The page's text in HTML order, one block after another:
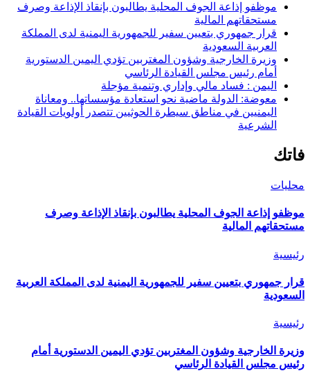
موظفو إذاعة الجوف المحلية يطالبون بإنقاذ الإذاعة وصرف
مستحقاتهم المالية
قرار جمهوري بتعيين سفير للجمهورية اليمنية لدى المملكة
العربية السعودية
وزيرة الخارجية وشؤون المغتربين تؤدي اليمين الدستورية
أمام رئيس مجلس القيادة الرئاسي
اليمن : فساد مالي وإداري وتنمية مؤجلة
معوضة: الدولة ماضية نحو استعادة مؤسساتها.. ومعاناة
اليمنيين في مناطق سيطرة الحوثيين تتصدر أولويات القيادة
الشرعية
فاتك
محليات
موظفو إذاعة الجوف المحلية يطالبون بإنقاذ الإذاعة وصرف
مستحقاتهم المالية
رئيسية
قرار جمهوري بتعيين سفير للجمهورية اليمنية لدى المملكة العربية
السعودية
رئيسية
وزيرة الخارجية وشؤون المغتربين تؤدي اليمين الدستورية أمام
رئيس مجلس القيادة الرئاسي